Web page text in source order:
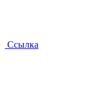
Ссылка